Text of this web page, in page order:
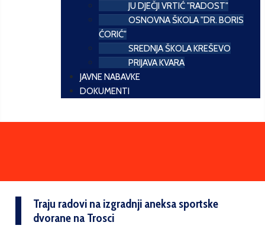
JU DJEČJI VRTIĆ "RADOST"
OSNOVNA ŠKOLA "DR. BORIS
ĆORIĆ"
SREDNJA ŠKOLA KREŠEVO
PRIJAVA KVARA
JAVNE NABAVKE
DOKUMENTI
Traju radovi na izgradnji aneksa sportske
dvorane na Trosci